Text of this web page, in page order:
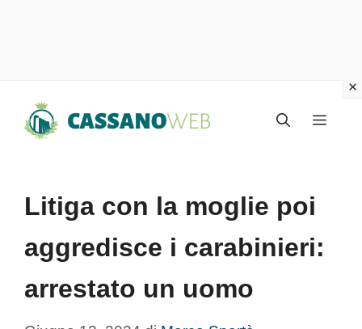
Menu
Litiga con la moglie poi
aggredisce i carabinieri:
arrestato un uomo